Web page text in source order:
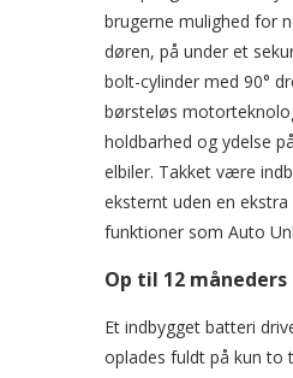
brugerne mulighed for
døren, på under et
bolt-cylinder med 90°
børsteløs
holdbarhed og ydelse
elbiler. Takket være
eksternt uden en
funktioner som Auto
Op til 12
Et indbygget batteri
oplades fuldt på kun to